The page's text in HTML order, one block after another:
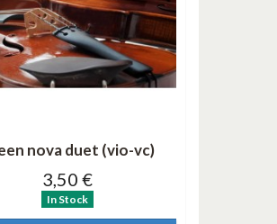
nova duet (vio-vc)
3,50 €
In Stock